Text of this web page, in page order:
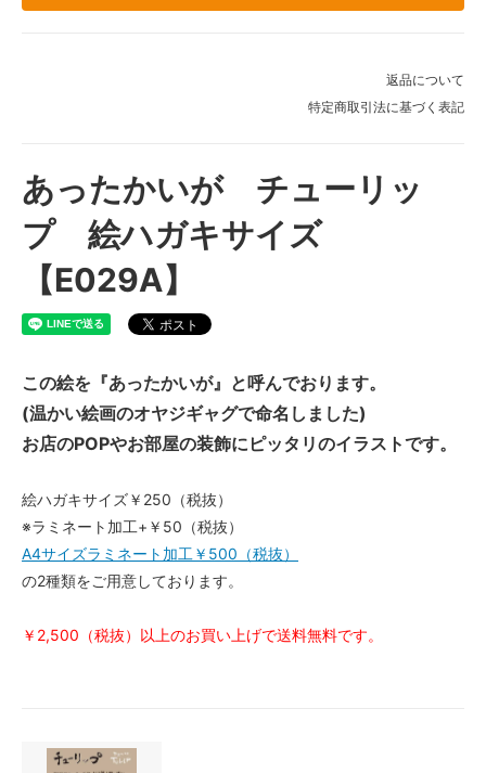
返品について
特定商取引法に基づく表記
あったかいが チューリッ
プ 絵ハガキサイズ
【E029A】
この絵を『あったかいが』と呼んでおります。
(温かい絵画のオヤジギャグで命名しました)
お店のPOPやお部屋の装飾にピッタリのイラストです。
絵ハガキサイズ￥250（税抜）
※ラミネート加工+￥50（税抜）
A4サイズラミネート加工￥500（税抜）
の2種類をご用意しております。
￥2,500（税抜）以上のお買い上げで送料無料です。